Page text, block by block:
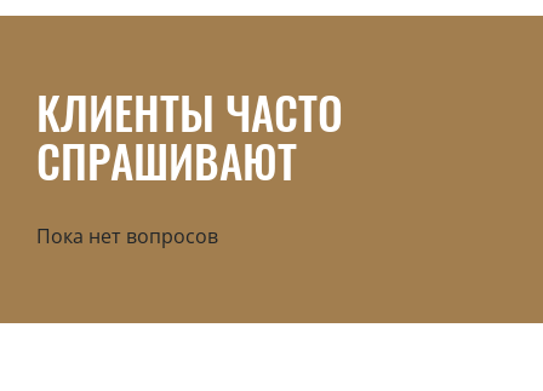
КЛИЕНТЫ ЧАСТО
СПРАШИВАЮТ
Пока нет вопросов